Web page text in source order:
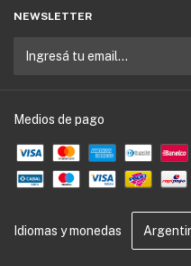
NEWSLETTER
Medios de pago
Idiomas y monedas